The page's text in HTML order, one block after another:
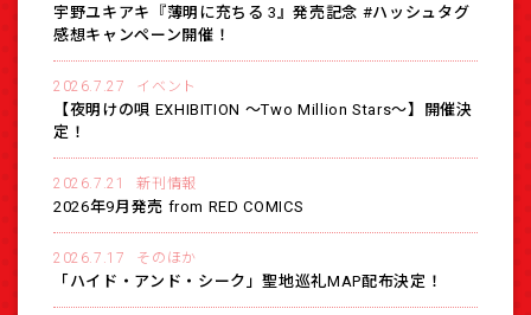
宇野ユキアキ『薄明に充ちる 3』発売記念 #ハッシュタグ
感想キャンペーン開催！
2026.7.27 イベント
【夜明けの唄 EXHIBITION 〜Two Million Stars〜】開催決
定！
2026.7.21 新刊情報
2026年9月発売 from RED COMICS
2026.7.17 そのほか
「ハイド・アンド・シーク」聖地巡礼MAP配布決定！